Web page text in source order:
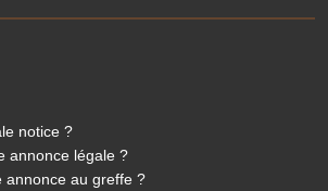
notice ?
annonce légale ?
annonce au greffe ?